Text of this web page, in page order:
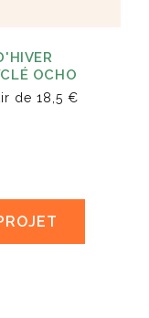
OCHO
de 18,5 €